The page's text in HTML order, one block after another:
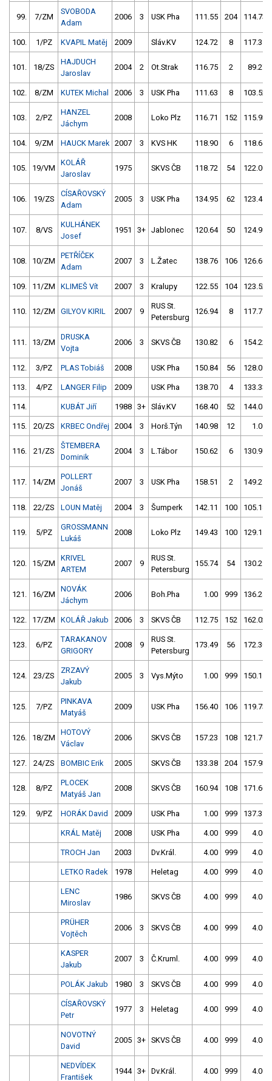
99. 7/ZM
SVOBODA
Adam
2006 3 USK Pha 111.55 204 114.73
100. 1/PZ KVAPIL Matěj 2009 Sláv.KV 124.72 8 117.35
101. 18/ZS
HAJDUCH
Jaroslav
2004 2 Ot.Strak 116.75 2 89.27
102. 8/ZM KUTEK Michal 2006 3 USK Pha 111.63 8 103.52
103. 2/PZ
HANZEL
Jáchym
2008 Loko Plz 116.71 152 115.93
104. 9/ZM HAUCK Marek 2007 3 KVS HK 118.90 6 118.64
105. 19/VM
KOLÁŘ
Jaroslav
1975 SKVS ČB 118.72 54 122.00
106. 19/ZS
CÍSAŘOVSKÝ
Adam
2005 3 USK Pha 134.95 62 123.48
107. 8/VS
KULHÁNEK
Josef
1951 3+ Jablonec 120.64 50 124.98
108. 10/ZM
PETŘÍČEK
Adam
2007 3 L.Žatec 138.76 106 126.69
109. 11/ZM KLIMEŠ Vít 2007 3 Kralupy 122.55 104 123.52
110. 12/ZM GILYOV KIRIL 2007 9
RUS St.
Petersburg
126.94 8 117.78
111. 13/ZM
DRUSKA
Vojta
2006 3 SKVS ČB 130.82 6 154.22
112. 3/PZ PLAS Tobiáš 2008 USK Pha 150.84 56 128.09
113. 4/PZ LANGER Filip 2009 USK Pha 138.70 4 133.33
114. KUBÁT Jiří 1988 3+ Sláv.KV 168.40 52 144.04
115. 20/ZS KRBEC Ondřej 2004 3 Horš.Týn 140.98 12 1.00
116. 21/ZS
ŠTEMBERA
Dominik
2004 3 L.Tábor 150.62 6 130.97
117. 14/ZM
POLLERT
Jonáš
2007 3 USK Pha 158.51 2 149.27
118. 22/ZS LOUN Matěj 2004 3 Šumperk 142.11 100 105.18
119. 5/PZ
GROSSMANN
Lukáš
2008 Loko Plz 149.43 100 129.15
120. 15/ZM
KRIVEL
ARTEM
2007 9
RUS St.
Petersburg
155.74 54 130.29
121. 16/ZM
NOVÁK
Jáchym
2006 Boh.Pha 1.00 999 136.24
122. 17/ZM KOLÁŘ Jakub 2006 3 SKVS ČB 112.75 152 162.02
123. 6/PZ
TARAKANOV
GRIGORY
2008 9
RUS St.
Petersburg
173.49 56 172.30
124. 23/ZS
ZRZAVÝ
Jakub
2005 3 Vys.Mýto 1.00 999 150.15
125. 7/PZ
PINKAVA
Matyáš
2009 USK Pha 156.40 106 119.73
126. 18/ZM
HOTOVÝ
Václav
2006 SKVS ČB 157.23 108 121.70
127. 24/ZS BOMBIC Erik 2005 SKVS ČB 133.38 204 157.93
128. 8/PZ
PLOCEK
Matyáš Jan
2008 SKVS ČB 160.94 108 171.60
129. 9/PZ HORÁK David 2009 USK Pha 1.00 999 137.37
KRÁL Matěj 2008 USK Pha 4.00 999 4.00
TROCH Jan 2003 Dv.Král. 4.00 999 4.00
LETKO Radek 1978 Heletag 4.00 999 4.00
LENC
Miroslav
1986 SKVS ČB 4.00 999 4.00
PRÜHER
Vojtěch
2006 3 SKVS ČB 4.00 999 4.00
KASPER
Jakub
2007 3 Č.Kruml. 4.00 999 4.00
POLÁK Jakub 1980 3 SKVS ČB 4.00 999 4.00
CÍSAŘOVSKÝ
Petr
1977 3 Heletag 4.00 999 4.00
NOVOTNÝ
David
2005 3+ SKVS ČB 4.00 999 4.00
NEDVÍDEK
František
1944 3+ Dv.Král. 4.00 999 4.00